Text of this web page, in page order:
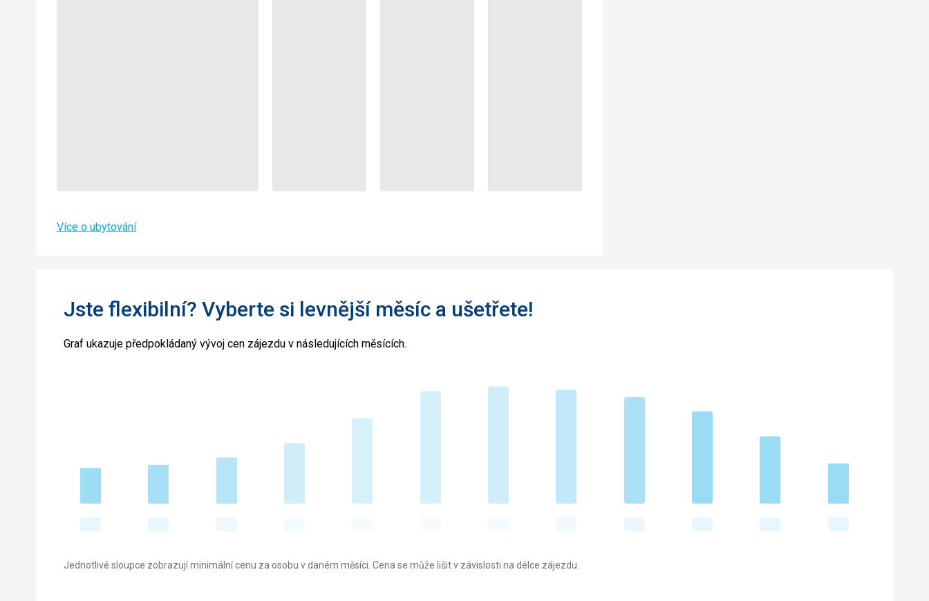
Více o ubytování
Jste flexibilní? Vyberte si levnější měsíc a ušetřete!
Graf ukazuje předpokládaný vývoj cen zájezdu v následujících měsících.
Jednotlivé sloupce zobrazují minimální cenu za osobu v daném měsíci. Cena se může lišit v závislosti na délce zájezdu.